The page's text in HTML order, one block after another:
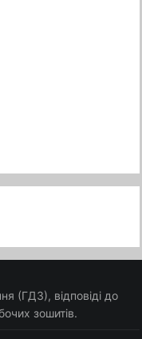
(ГДЗ), відповіді до
зошитів.